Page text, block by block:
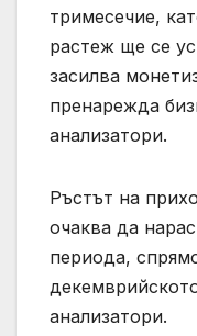
тримесечие,
растеж ще се
засилва
пренарежда
анализатори.
Ръстът на
очаква да
периода,
анализатори.